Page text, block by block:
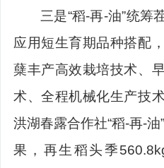
三是“稻-再-油”统筹
应用短生育期品种搭配
蘖丰产高效栽培技术、
术、全程机械化生产技
洪湖春露合作社“稻-再-
果，再生稻头季